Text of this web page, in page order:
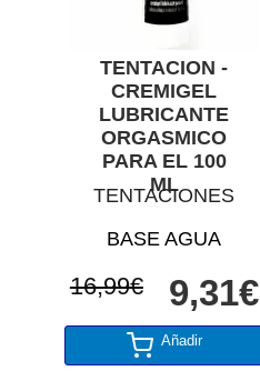
TENTACION -
CREMIGEL
LUBRICANTE
ORGASMICO
PARA EL 100
ML
TENTACIONES
BASE AGUA
16,99€ 9,31€
Añadir